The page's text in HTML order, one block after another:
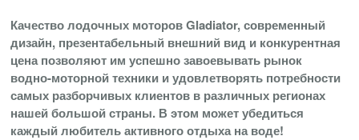
Качество лодочных моторов Gladiator, современный
дизайн, презентабельный внешний вид и конкурентная
цена позволяют им успешно завоевывать рынок
водно-моторнойтехники и удовлетворять потребности
самых разборчивых клиентов в различных регионах
нашей большой страны. В этом может убедиться
каждый любитель активного отдыха на воде!